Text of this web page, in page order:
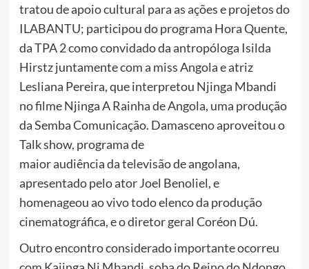
tratou de apoio cultural para as ações e projetos do
ILABANTU; participou do programa Hora Quente,
da TPA 2 como convidado da antropóloga Isilda
Hirstz juntamente com a miss Angola e atriz
Lesliana Pereira, que interpretou Njinga Mbandi
no filme Njinga A Rainha de Angola, uma produção
da Semba Comunicação. Damasceno aproveitou o
Talk show, programa de
maior audiência da televisão de angolana,
apresentado pelo ator Joel Benoliel, e
homenageou ao vivo todo elenco da produção
cinematográfica, e o diretor geral Coréon Dú.
Outro encontro considerado importante ocorreu